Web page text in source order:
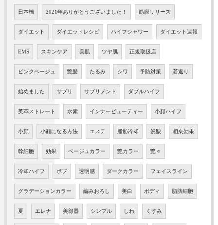
日本橋 2021年ありがとうございました！ 筋膜リリース
ダイエット ダイエットレシピ ハイフシャワー ダイエット速報
EMS スキンケア 美肌 ツヤ肌 正規取扱店
ピンクベージュ 艶髪 たるみ シワ 予防対策 若返り
始めました サプリ サプリメント ダブルハイフ
美革ストレート 水素 インナービューティー 小顔ハイフ
小顔 小顔になる方法 エステ 脂肪冷却 炭酸 相乗効果
幹細胞 効果 ベージュカラー 艶カラー 艶々
冷却ハイフ ボブ 透明感 ダークカラー フェイスライン
グラデーションカラー 編みおろし 美白 ボディ 脂肪細胞
夏 エレナ 美顔器 シンプル しわ くすみ